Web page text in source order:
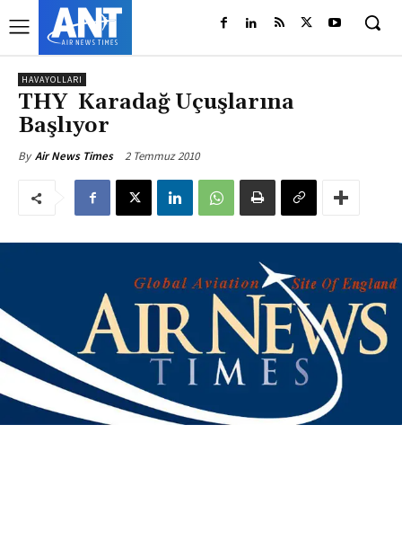
HAVAYOLLARI
THY Karadağ Uçuşlarına
Başlıyor
By Air News Times 2 Temmuz 2010